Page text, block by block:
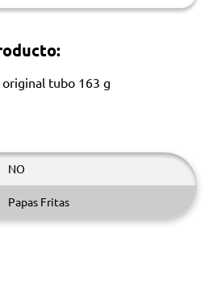
original tubo 163 g
NO
Papas Fritas